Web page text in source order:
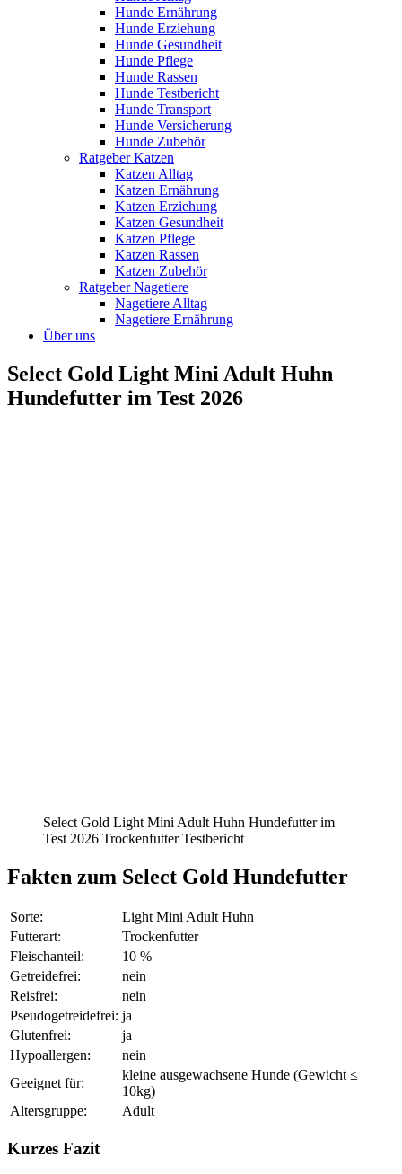
Hunde Ernährung
Hunde Erziehung
Hunde Gesundheit
Hunde Pflege
Hunde Rassen
Hunde Testbericht
Hunde Transport
Hunde Versicherung
Hunde Zubehör
Ratgeber Katzen
Katzen Alltag
Katzen Ernährung
Katzen Erziehung
Katzen Gesundheit
Katzen Pflege
Katzen Rassen
Katzen Zubehör
Ratgeber Nagetiere
Nagetiere Alltag
Nagetiere Ernährung
Über uns
Select Gold Light Mini Adult Huhn
Hundefutter im Test 2026
Select Gold Light Mini Adult Huhn Hundefutter im
Test 2026 Trockenfutter Testbericht
Fakten zum Select Gold Hundefutter
Sorte:
Light Mini Adult Huhn
Futterart:
Trockenfutter
Fleischanteil:
10 %
Getreidefrei:
nein
Reisfrei:
nein
Pseudogetreidefrei: ja
Glutenfrei:
ja
Hypoallergen:
nein
Geeignet für:
kleine ausgewachsene Hunde (Gewicht ≤
10kg)
Altersgruppe:
Adult
Kurzes Fazit